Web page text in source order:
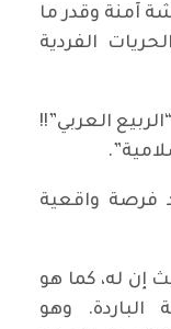
آمنة وقدر ما
الفردية
العربي”!!
فرصة واقعية
إن له، كما هو
الباردة. وهو